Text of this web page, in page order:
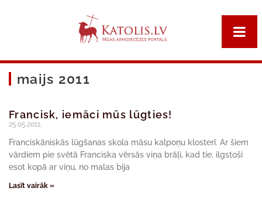
maijs 2011
Francisk, iemāci mūs lūgties!
25.05.2011.
Franciskāniskās lūgšanas skola māsu kalpoņu klosterī. Ar šiem
vārdiem pie svētā Franciska vērsās viņa brāļi, kad tie, ilgstoši
esot kopā ar viņu, no malas bija
Lasīt vairāk »